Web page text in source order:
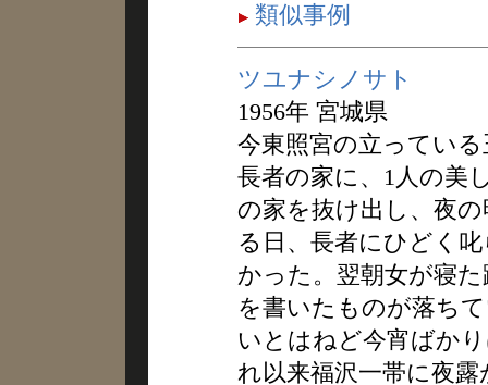
類似事例
ツユナシノサト
1956年 宮城県
今東照宮の立ってい
長者の家に、1人の美
の家を抜け出し、夜
る日、長者にひどく
かった。翌朝女が寝
を書いたものが落ち
いとはねど今宵ばか
れ以来福沢一帯に夜